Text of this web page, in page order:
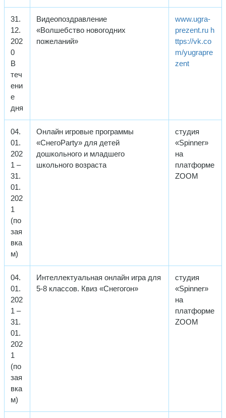
31.
12.
202
0
В
теч
ени
е
дня
Видеопоздравление
«Волшебство новогодних
пожеланий»
www.ugra-
prezent.ru h
ttps://vk.co
m/yugrapre
zent
04.
01.
202
1 –
31.
01.
202
1
(по
зая
вка
м)
Онлайн игровые программы
«СнегоParty» для детей
дошкольного и младшего
школьного возраста
студия
«Spinner»
на
платформе
ZOOM
04.
01.
202
1 –
31.
01.
202
1
(по
зая
вка
м)
Интеллектуальная онлайн игра для
5-8 классов. Квиз «Снегогон»
студия
«Spinner»
на
платформе
ZOOM